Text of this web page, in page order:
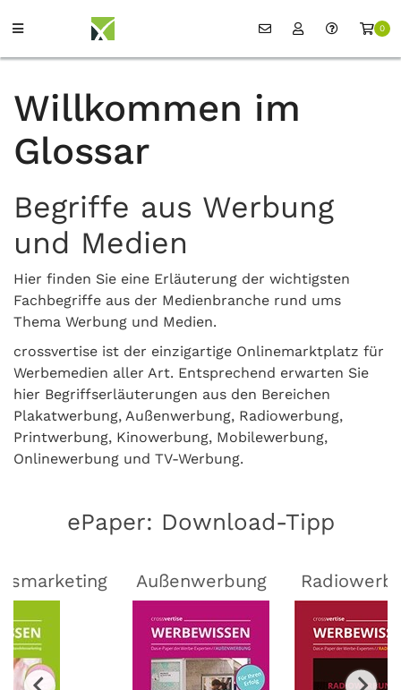
0
Willkommen im
Glossar
Begriffe aus Werbung
und Medien
Hier finden Sie eine Erläuterung der wichtigsten
Fachbegriffe aus der Medienbranche rund ums
Thema Werbung und Medien.
crossvertise ist der einzigartige Onlinemarktplatz für
Werbemedien aller Art. Entsprechend erwarten Sie
hier Begriffserläuterungen aus den Bereichen
Plakatwerbung, Außenwerbung, Radiowerbung,
Printwerbung, Kinowerbung, Mobilewerbung,
Onlinewerbung und TV-Werbung.
ePaper: Download-Tipp
Außenwerbung